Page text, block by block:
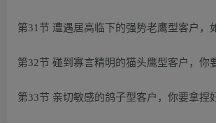
第31节 遭遇居高临下的强势老鹰型客户，
第32节 碰到寡言精明的猫头鹰型客户，你
第33节 亲切敏感的鸽子型客户，你要拿捏